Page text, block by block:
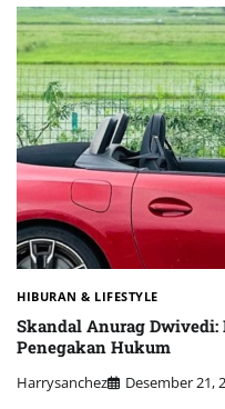
HIBURAN & LIFESTYLE
Skandal Anurag Dwivedi:
Penegakan Hukum
Harrysanchez Desember 21,